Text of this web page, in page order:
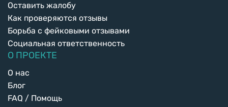
Оставить жалобу
Как проверяются отзывы
Борьба с фейковыми отзывами
Социальная ответственность
О ПРОЕКТЕ
О нас
Блог
FAQ / Помощь